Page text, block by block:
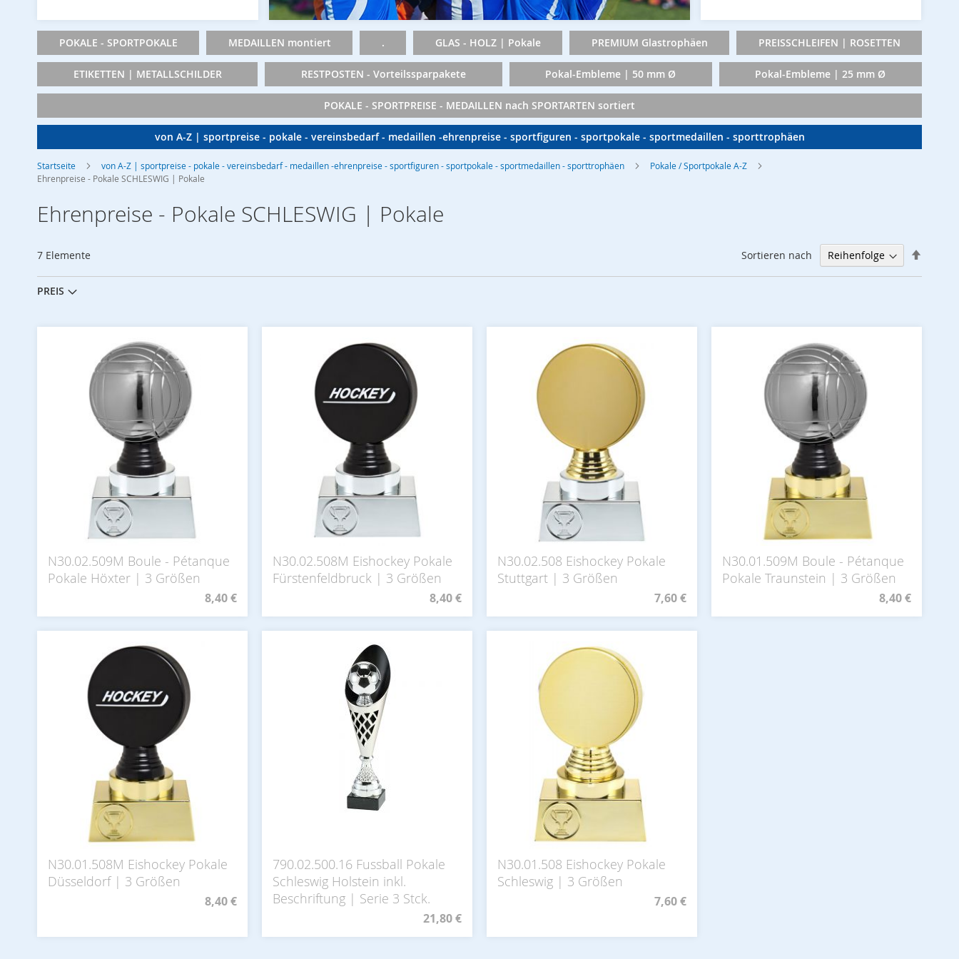
POKALE - SPORTPOKALE MEDAILLEN montiert . GLAS - HOLZ | Pokale PREMIUM Glastrophäen PREISSCHLEIFEN | ROSETTEN
ETIKETTEN | METALLSCHILDER RESTPOSTEN - Vorteilssparpakete Pokal-Embleme | 50 mm Ø Pokal-Embleme | 25 mm Ø
POKALE - SPORTPREISE - MEDAILLEN nach SPORTARTEN sortiert
von A-Z | sportpreise - pokale - vereinsbedarf - medaillen -ehrenpreise - sportfiguren - sportpokale - sportmedaillen - sporttrophäen
Startseite von A-Z | sportpreise - pokale - vereinsbedarf - medaillen -ehrenpreise - sportfiguren - sportpokale - sportmedaillen - sporttrophäen
Pokale / Sportpokale A-Z
Ehrenpreise - Pokale SCHLESWIG | Pokale
Ehrenpreise - Pokale SCHLESWIG | Pokale
PREIS
7 Elemente Sortieren nach
N30.02.509M Boule - Pétanque
Pokale Höxter | 3 Größen
8,40 €
N30.02.508M Eishockey Pokale
Fürstenfeldbruck | 3 Größen
8,40 €
N30.02.508 Eishockey Pokale
Stuttgart | 3 Größen
7,60 €
N30.01.509M Boule - Pétanque
Pokale Traunstein | 3 Größen
8,40 €
N30.01.508M Eishockey Pokale
Düsseldorf | 3 Größen
8,40 €
790.02.500.16 Fussball Pokale
Schleswig Holstein inkl.
Beschriftung | Serie 3 Stck.
21,80 €
N30.01.508 Eishockey Pokale
Schleswig | 3 Größen
7,60 €